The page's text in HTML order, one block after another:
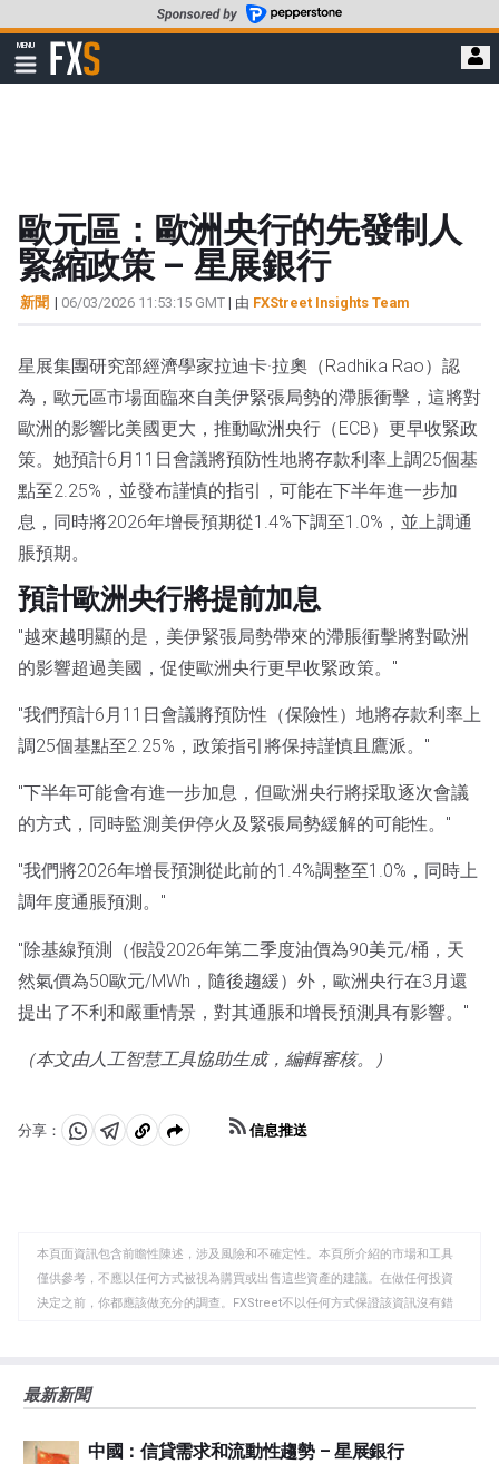
至
要
MENU
顯
示
FXStreet
歐元區：歐洲央行的先發制人
緊縮政策 – 星展銀行
新聞 | 06/03/2026 11:53:15 GMT | 由 FXStreet Insights Team
星展集團研究部經濟學家拉迪卡·拉奧（Radhika Rao）認
為，歐元區市場面臨來自美伊緊張局勢的滯脹衝擊，這將對
歐洲的影響比美國更大，推動歐洲央行（ECB）更早收緊政
策。她預計6月11日會議將預防性地將存款利率上調25個基
點至2.25%，並發布謹慎的指引，可能在下半年進一步加
息，同時將2026年增長預期從1.4%下調至1.0%，並上調通
脹預期。
預計歐洲央行將提前加息
"越來越明顯的是，美伊緊張局勢帶來的滯脹衝擊將對歐洲
的影響超過美國，促使歐洲央行更早收緊政策。"
"我們預計6月11日會議將預防性（保險性）地將存款利率上
調25個基點至2.25%，政策指引將保持謹慎且鷹派。"
"下半年可能會有進一步加息，但歐洲央行將採取逐次會議
的方式，同時監測美伊停火及緊張局勢緩解的可能性。"
"我們將2026年增長預測從此前的1.4%調整至1.0%，同時上
調年度通脹預測。"
"除基線預測（假設2026年第二季度油價為90美元/桶，天
然氣價為50歐元/MWh，隨後趨緩）外，歐洲央行在3月還
提出了不利和嚴重情景，對其通脹和增長預測具有影響。"
（本文由人工智慧工具協助生成，編輯審核。）
分享：
分 分 複
板
信息推送
本頁面資訊包含前瞻性陳述，涉及風險和不確定性。本頁所介紹的市場和工具
僅供參考，不應以任何方式被視為購買或出售這些資產的建議。在做任何投資
決定之前，你都應該做充分的調查。FXStreet不以任何方式保證該資訊沒有錯
觀點，並不代表FXStreet或其廣告商的官方政策或立場。作者不對本頁連結的
如果文章正文中沒有明確提到，在撰寫本文時，作者在本文中提到的任何股票
最新新聞
中國：信貸需求和流動性趨勢 – 星展銀行